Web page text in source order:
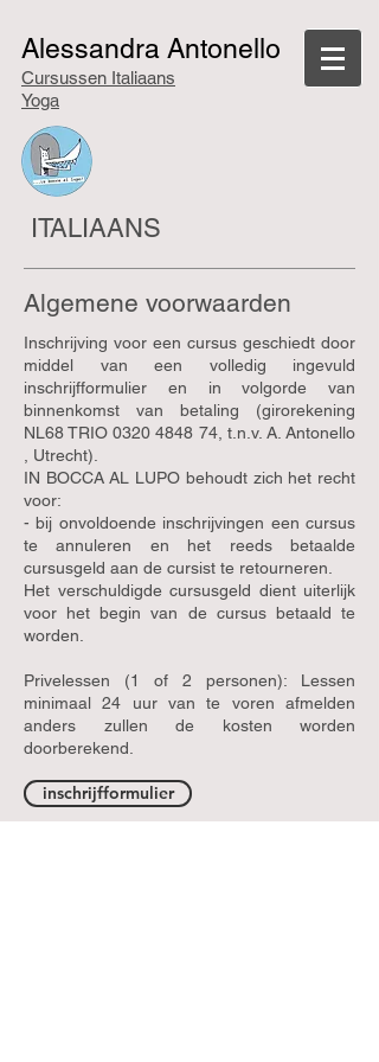
Alessandra Antonello
Cursussen Italiaans
Yoga
ITALIAANS
Algemene voorwaarden
Inschrijving voor een cursus geschiedt door
middel van een volledig ingevuld
inschrijfformulier en in volgorde van
binnenkomst van betaling (girorekening
NL68 TRIO0320 4848 74, t.n.v. A. Antonello
, Utrecht).
IN BOCCA AL LUPO behoudt zich het recht
voor:
- bij onvoldoende inschrijvingen een cursus
te annuleren en het reeds betaalde
cursusgeld aan de cursist te retourneren.
Het verschuldigde cursusgeld dient uiterlijk
voor het begin van de cursus betaald te
worden.
Privelessen (1 of 2 personen): Lessen
minimaal 24 uur van te voren afmelden
anders zullen de kosten worden
doorberekend.
inschrijfformulier